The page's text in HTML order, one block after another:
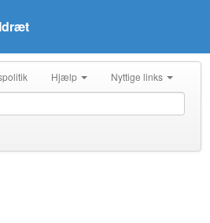
Hjælp Nyttige links